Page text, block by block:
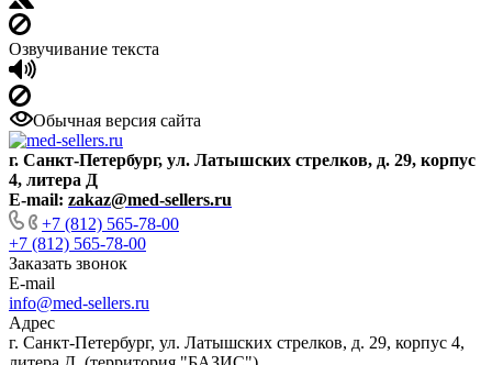
Озвучивание текста
Обычная версия сайта
г. Санкт-Петербург, ул. Латышских стрелков, д. 29, корпус
4, литера Д
E-mail: zakaz@med-sellers.ru
+7 (812) 565-78-00
+7 (812) 565-78-00
Заказать звонок
E-mail
info@med-sellers.ru
Адрес
г. Санкт-Петербург, ул. Латышских стрелков, д. 29, корпус 4,